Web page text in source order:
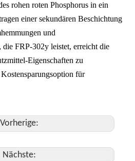
rohen roten Phosphorus in ein
einer sekundären Beschichtung
und
FRP-302y leistet, erreicht die
Eigenschaften zu
für
Vorherige:
Nächste: